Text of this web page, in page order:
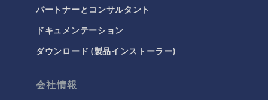
パートナーとコンサルタント
ドキュメンテーション
ダウンロード (製品インストーラー)
会社情報